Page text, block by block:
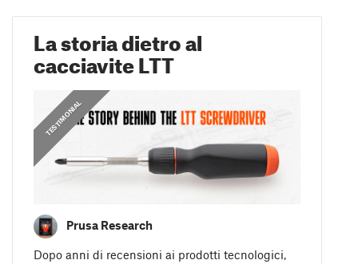
La storia dietro al
cacciavite LTT
PRUSA STORIES
,
PRUSA STORIES
TESTIMONIAL
TESTIMONIAL
Prusa Research
Dopo anni di recensioni ai prodotti tecnologici,